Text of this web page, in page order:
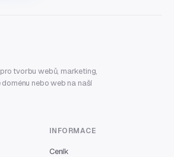
tvorbu webů, marketing,
nebo web na naší
INFORMACE
Ceník